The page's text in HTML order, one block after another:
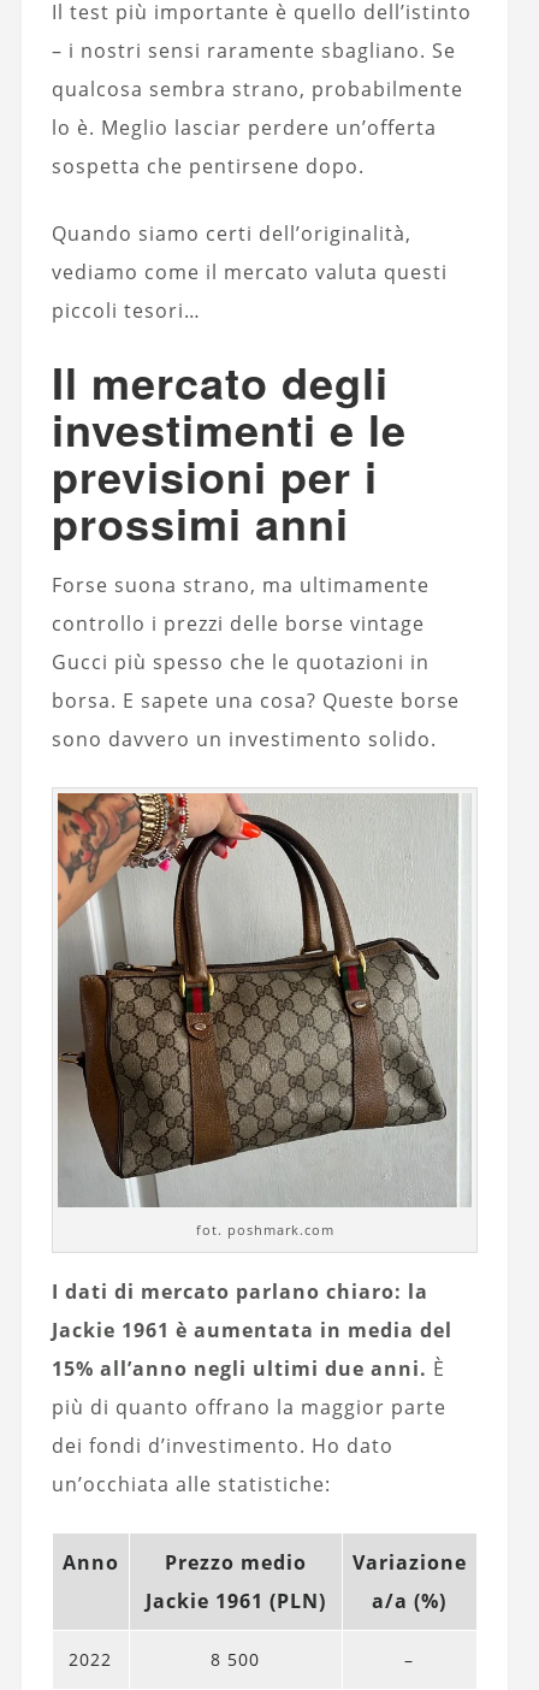
Il test più importante è quello dell’istinto
– i nostri sensi raramente sbagliano. Se
qualcosa sembra strano, probabilmente
lo è. Meglio lasciar perdere un’offerta
sospetta che pentirsene dopo.
Quando siamo certi dell’originalità,
vediamo come il mercato valuta questi
piccoli tesori…
Il mercato degli
investimenti e le
previsioni per i
prossimi anni
Forse suona strano, ma ultimamente
controllo i prezzi delle borse vintage
Gucci più spesso che le quotazioni in
borsa. E sapete una cosa? Queste borse
sono davvero un investimento solido.
fot. poshmark.com
I dati di mercato parlano chiaro: la
Jackie 1961 è aumentata in media del
15% all’anno negli ultimi due anni. È
più di quanto offrano la maggior parte
dei fondi d’investimento. Ho dato
un’occhiata alle statistiche:
Anno
Prezzo medio
Jackie 1961 (PLN)
Variazione
a/a (%)
2022 8 500 –